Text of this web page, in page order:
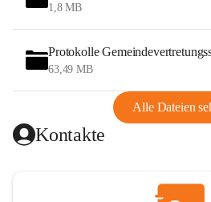
1,8 MB
Protokolle
63,49 MB
Alle Dateien
Kontakte